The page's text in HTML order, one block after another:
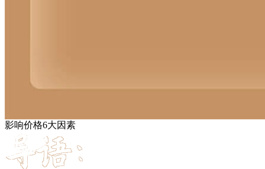
影响价格6大因素